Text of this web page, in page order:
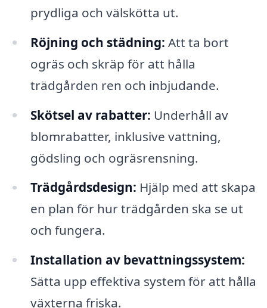
prydliga och välskötta ut.
Röjning och städning: Att ta bort
ogräs och skräp för att hålla
trädgården ren och inbjudande.
Skötsel av rabatter: Underhåll av
blomrabatter, inklusive vattning,
gödsling och ogräsrensning.
Trädgårdsdesign: Hjälp med att skapa
en plan för hur trädgården ska se ut
och fungera.
Installation av bevattningssystem:
Sätta upp effektiva system för att hålla
växterna friska.